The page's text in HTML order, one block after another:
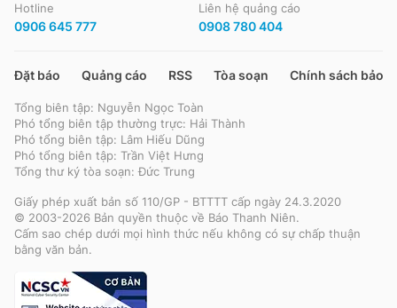
Hotline
0906 645 777
Liên hệ quảng cáo
0908 780 404
Đặt báo Quảng cáo RSS Tòa soạn Chính sách bảo
Tổng biên tập: Nguyễn Ngọc Toàn
Phó tổng biên tập thường trực: Hải Thành
Phó tổng biên tập: Lâm Hiếu Dũng
Phó tổng biên tập: Trần Việt Hưng
Tổng thư ký tòa soạn: Đức Trung
Giấy phép xuất bản số 110/GP - BTTTT cấp ngày 24.3.2020
© 2003-2026 Bản quyền thuộc về Báo Thanh Niên.
Cấm sao chép dưới mọi hình thức nếu không có sự chấp thuận
bằng văn bản.